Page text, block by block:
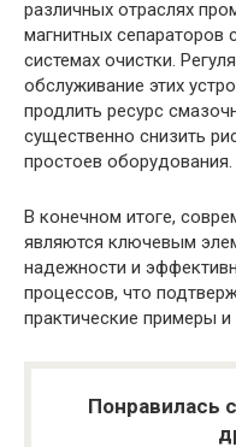
различных отраслях
магнитных сепараторов
системах очистки.
обслуживание этих
продлить ресурс
существенно снизить
простоев оборудования.
В конечном итоге,
являются ключевым
надежности и
процессов, что
практические примеры
Понравилась